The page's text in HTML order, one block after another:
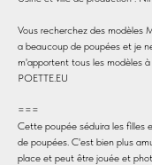
Vous recherchez des modèles
a beaucoup de poupées et je
m'apportent tous les modèles
POETTE.EU
===
Cette poupée séduira les filles
de poupées. C'est bien plus
place et peut être jouée et